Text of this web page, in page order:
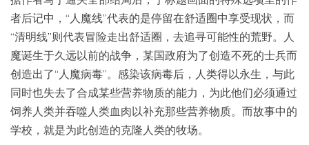
者后记中，“人魔线”代表的是停留在舒适圈中享受现状，而
“清明线”则代表冒险走出舒适圈，去追寻可能性的荒野。人
魔诞生于久远以前的战争，某国政府为了创造不死的士兵而
创造出了“人魔病毒”。感染该病毒后，人类得以永生，与此
同时也失去了合成某些营养物质的能力，为此他们必须通过
饲养人类并吞噬人类血肉以补充那些营养物质。而故事中的
学校，就是为此创造的克隆人类的牧场。